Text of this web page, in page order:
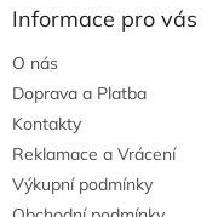
Informace pro vás
O nás
Doprava a Platba
Kontakty
Reklamace a Vrácení
Výkupní podmínky